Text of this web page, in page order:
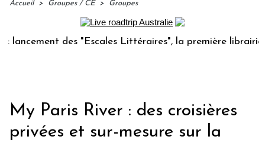
Accueil > Groupes / CE > Groupes
des "Escales Littéraires", la première librairie du
My Paris River : des croisières
privées et sur-mesure sur la